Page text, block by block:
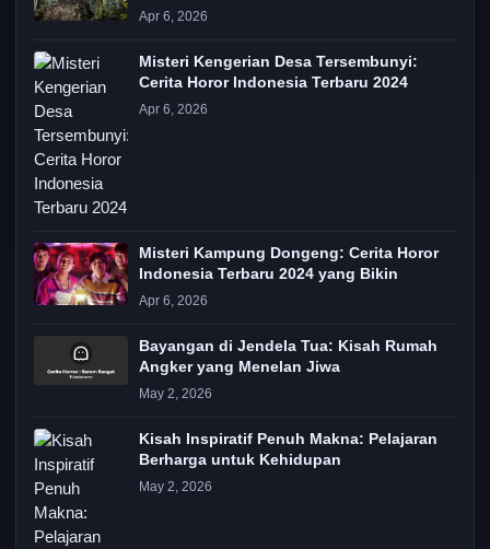
Apr 6, 2026
Misteri Kengerian Desa Tersembunyi:
Cerita Horor Indonesia Terbaru 2024
Apr 6, 2026
Misteri Kampung Dongeng: Cerita Horor
Indonesia Terbaru 2024 yang Bikin
Apr 6, 2026
Bayangan di Jendela Tua: Kisah Rumah
Angker yang Menelan Jiwa
May 2, 2026
Kisah Inspiratif Penuh Makna: Pelajaran
Berharga untuk Kehidupan
May 2, 2026